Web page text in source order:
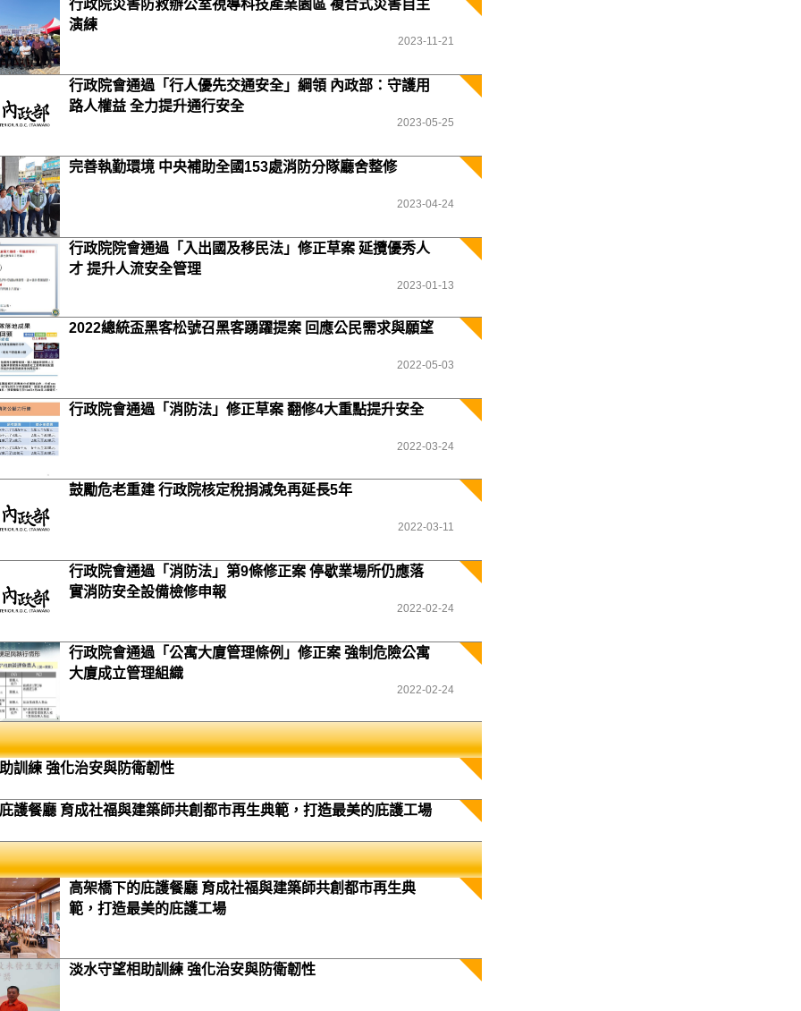
行政院災害防救辦公室視導科技產業園區 複合式災害自主
演練
2023-11-21
行政院會通過「行人優先交通安全」綱領 內政部：守護用
路人權益 全力提升通行安全
2023-05-25
完善執勤環境 中央補助全國153處消防分隊廳舍整修
2023-04-24
行政院院會通過「入出國及移民法」修正草案 延攬優秀人
才 提升人流安全管理
2023-01-13
2022總統盃黑客松號召黑客踴躍提案 回應公民需求與願望
2022-05-03
行政院會通過「消防法」修正草案 翻修4大重點提升安全
2022-03-24
鼓勵危老重建 行政院核定稅捐減免再延長5年
2022-03-11
行政院會通過「消防法」第9條修正案 停歇業場所仍應落
實消防安全設備檢修申報
2022-02-24
行政院會通過「公寓大廈管理條例」修正案 強制危險公寓
大廈成立管理組織
2022-02-24
訓練 強化治安與防衛韌性
護餐廳 育成社福與建築師共創都市再生典範，打造最美的庇護工場
高架橋下的庇護餐廳 育成社福與建築師共創都市再生典
範，打造最美的庇護工場
淡水守望相助訓練 強化治安與防衛韌性